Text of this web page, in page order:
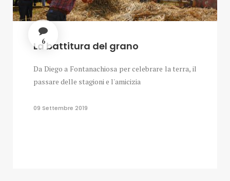
6
La battitura del grano
Da Diego a Fontanachiosa per celebrare la terra, il
passare delle stagioni e l'amicizia
09 Settembre 2019